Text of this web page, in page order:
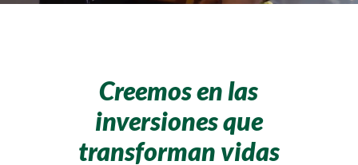
Creemos en las
inversiones que
transforman vidas